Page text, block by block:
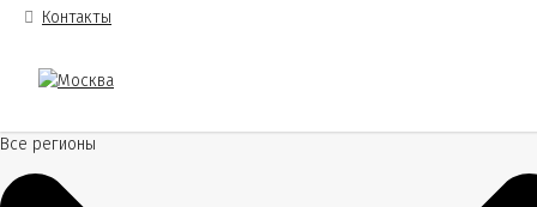
Контакты
Все регионы